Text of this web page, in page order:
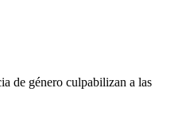
de género culpabilizan a las